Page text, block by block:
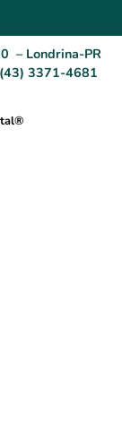
– Londrina-PR
3371-4681